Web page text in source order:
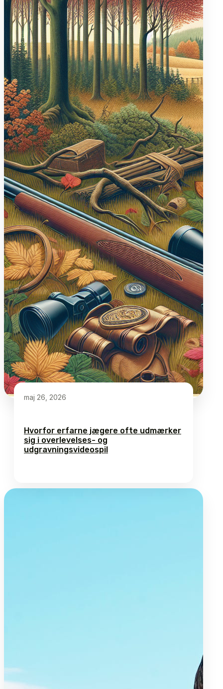
maj 26, 2026
Hvorfor erfarne jægere ofte udmærker
sig i overlevelses- og
udgravningsvideospil